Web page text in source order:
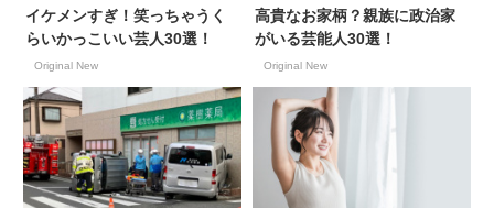
イケメンすぎ！笑っちゃうく
らいかっこいい芸人30選！
Original New
高貴なお家柄？親族に政治家
がいる芸能人30選！
Original New